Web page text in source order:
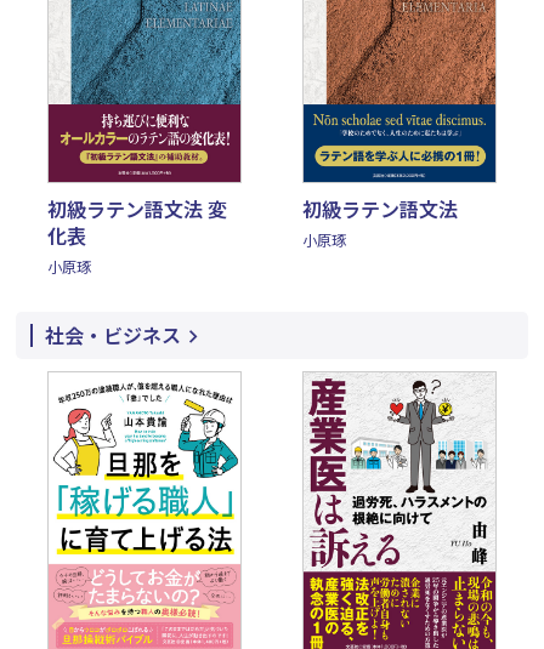
初級ラテン語文法 変
化表
小原琢
初級ラテン語文法
小原琢
社会・ビジネス